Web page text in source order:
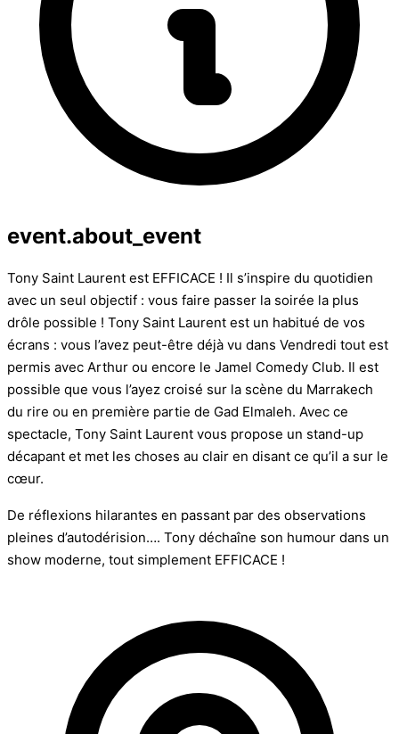
event.about_event
Tony Saint Laurent est EFFICACE ! Il s’inspire du quotidien
avec un seul objectif : vous faire passer la soirée la plus
drôle possible ! Tony Saint Laurent est un habitué de vos
écrans : vous l’avez peut-être déjà vu dans Vendredi tout est
permis avec Arthur ou encore le Jamel Comedy Club. Il est
possible que vous l’ayez croisé sur la scène du Marrakech
du rire ou en première partie de Gad Elmaleh. Avec ce
spectacle, Tony Saint Laurent vous propose un stand-up
décapant et met les choses au clair en disant ce qu’il a sur le
cœur.
De réflexions hilarantes en passant par des observations
pleines d’autodérision…. Tony déchaîne son humour dans un
show moderne, tout simplement EFFICACE !